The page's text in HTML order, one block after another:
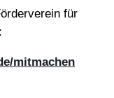
für
mitmachen